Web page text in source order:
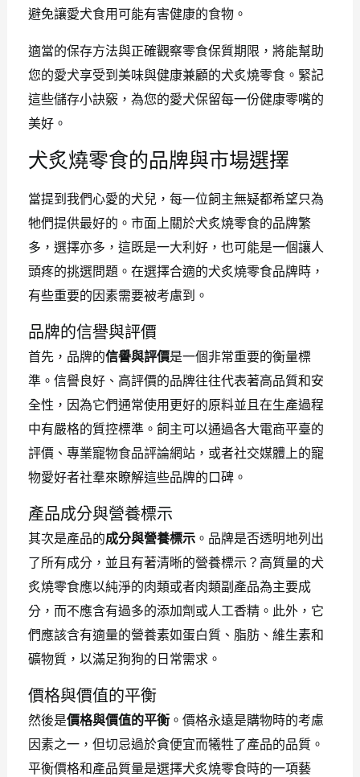
避免讓愛犬食用可能有害健康的食物。
適當的保存方法與正確觀察零食保質期限，將能幫助
您的愛犬享受到美味與健康兼顧的犬炙燒零食。緊記
這些儲存小訣竅，為您的愛犬保留每一份健康零嘴的
美好。
犬炙燒零食的品牌與市場選擇
當提到我們心愛的犬兒，每一位飼主無疑都希望只為
牠們提供最好的。市面上關於犬炙燒零食的品牌繁
多，選擇亦多，這既是一大利好，也可能是一個讓人
頭疼的挑選問題。在選擇合適的犬炙燒零食品牌時，
有些重要的因素需要被考慮到。
品牌的信譽與評價
首先，品牌的信譽與評價是一個非常重要的衡量標
準。信譽良好、高評價的品牌往往代表著高品質和安
全性，因為它們通常使用更好的原料並且在生產過程
中有嚴格的質控標準。飼主可以通過各大電商平臺的
評價、專業寵物食品評論網站，或者社交媒體上的寵
物愛好者社羣來瞭解這些品牌的口碑。
產品成分與營養標示
其次是產品的成分與營養標示。品牌是否透明地列出
了所有成分，並且有著清晰的營養標示？高質量的犬
炙燒零食應以純淨的肉類或者肉類副產品為主要成
分，而不應含有過多的添加劑或人工香精。此外，它
們應該含有適量的營養素如蛋白質、脂肪、維生素和
礦物質，以滿足狗狗的日常需求。
價格與價值的平衡
然後是價格與價值的平衡。價格永遠是購物時的考慮
因素之一，但切忌過於貪便宜而犧牲了產品的品質。
平衡價格和產品質量是選擇犬炙燒零食時的一項藝